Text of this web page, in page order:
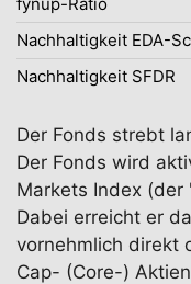
Nachhaltigkeit EDA-
Nachhaltigkeit SFDR
Der Fonds strebt
Der Fonds wird
Markets Index (der
Dabei erreicht er
vornehmlich direkt
Cap- (Core-)